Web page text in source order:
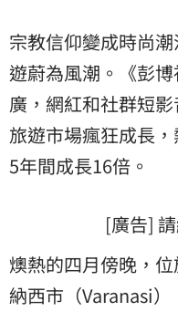
宗教信仰變成時尚潮
遊蔚為風潮。《彭
廣，網紅和社群短
旅遊市場瘋狂成長
5年間成長16倍。
[廣告]
燠熱的四月傍晚，
納西市（Varanasi